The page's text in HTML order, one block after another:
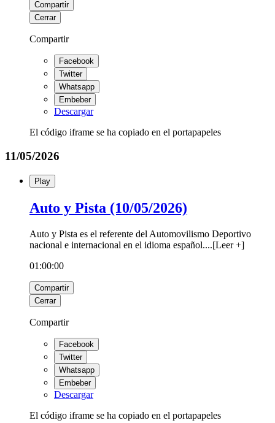
Compartir
Cerrar
Compartir
Facebook
Twitter
Whatsapp
Embeber
Descargar
El código iframe se ha copiado en el portapapeles
11/05/2026
Play
Auto y Pista (10/05/2026)
Auto y Pista es el referente del Automovilismo Deportivo
nacional e internacional en el idioma español....[Leer +]
01:00:00
Compartir
Cerrar
Compartir
Facebook
Twitter
Whatsapp
Embeber
Descargar
El código iframe se ha copiado en el portapapeles